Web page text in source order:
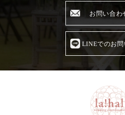
お問い合わ
LINEでのお